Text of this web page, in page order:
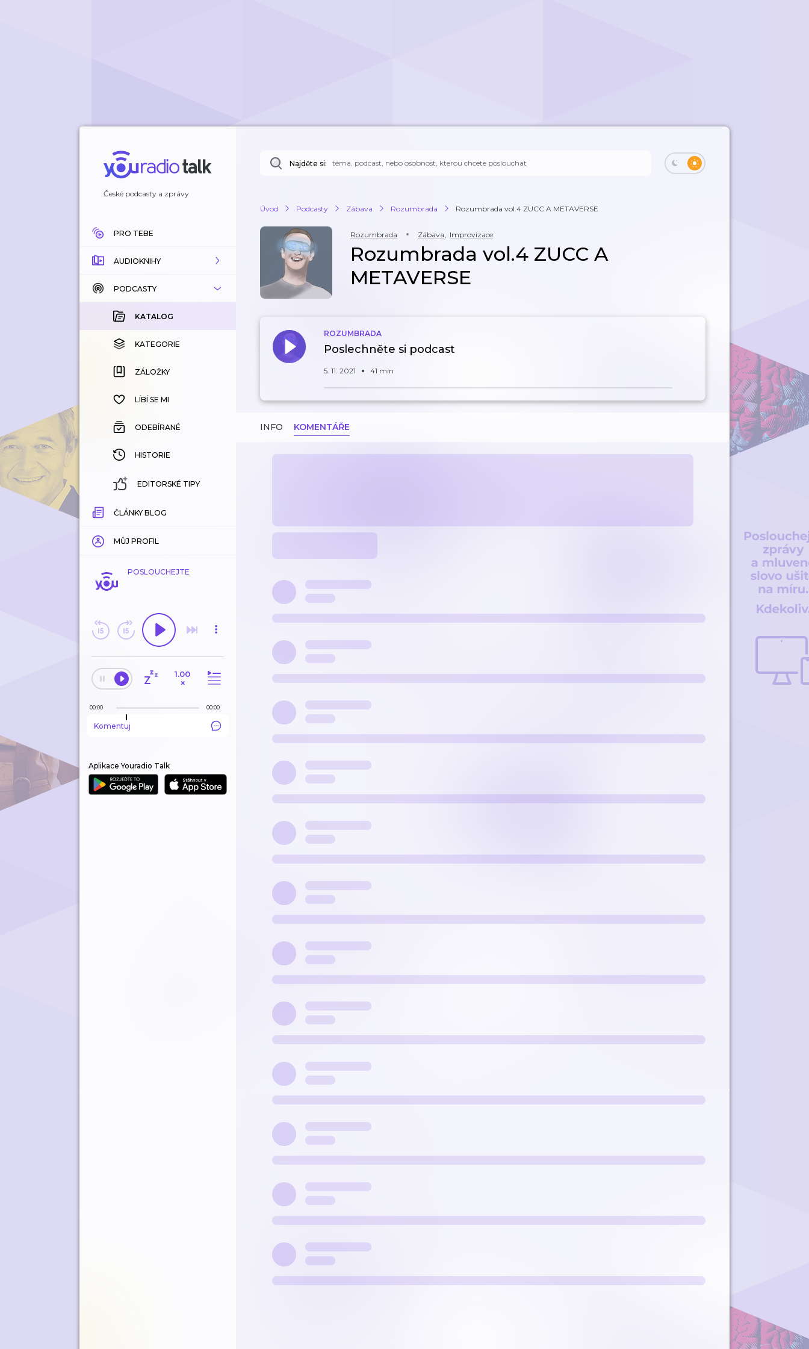
České podcasty a zprávy
PRO TEBE
AUDIOKNIHY
KATALOG
KOUPENÉ
KATEGORIE
ZÁLOŽKY
HISTORIE
PODCASTY
KATALOG
KATEGORIE
ZÁLOŽKY
LÍBÍ SE MI
ODEBÍRANÉ
HISTORIE
EDITORSKÉ TIPY
ČLÁNKY BLOG
MŮJ PROFIL
POSLOUCHEJTE
1.00
×
00:00 00:00
Komentuj
Aplikace Youradio Talk
Najděte si:
Úvod Podcasty Zábava Rozumbrada Rozumbrada vol.4 ZUCC A METAVERSE
Rozumbrada Zábava, Improvizace
Rozumbrada vol.4 ZUCC A
METAVERSE
ROZUMBRADA
Poslechněte si podcast
5. 11. 2021 41 min
INFO KOMENTÁŘE